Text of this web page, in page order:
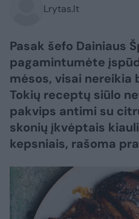
Lrytas.lt
Pasak šefo Dainiaus
pagamintumėte
mėsos, visai nereikia
Tokių receptų siūlo
pakvips antimi su
skonių įkvėptais
kepsniais, rašoma